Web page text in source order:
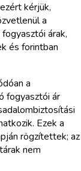
kérjük,
a
árak,
és forintban
a
fogyasztói ár
Ezek a
rögzítettek; az
nem